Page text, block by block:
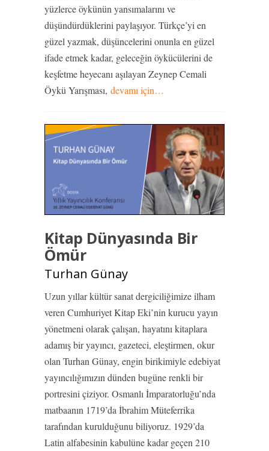
yüzlerce öykünün yansımalarını ve
düşündürdüklerini paylaşıyor. Türkçe’yi en
güzel yazmak, düşüncelerini onunla en güzel
ifade etmek kadar, geleceğin öykücülerini de
keşfetme heyecanı aşılayan Zeynep Cemali
Öykü Yarışması, devamı için…
Kitap Dünyasında Bir
Ömür
Turhan Günay
Uzun yıllar kültür sanat dergiciliğimize ilham
veren Cumhuriyet Kitap Eki’nin kurucu yayın
yönetmeni olarak çalışan, hayatını kitaplara
adamış bir yayıncı, gazeteci, eleştirmen, okur
olan Turhan Günay, engin birikimiyle edebiyat
yayıncılığımızın dünden bugüne renkli bir
portresini çiziyor. Osmanlı İmparatorluğu’nda
matbaanın 1719’da İbrahim Müteferrika
tarafından kurulduğunu biliyoruz. 1929’da
Latin alfabesinin kabulüne kadar geçen 210